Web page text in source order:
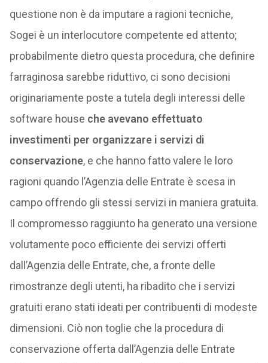
questione non è da imputare a ragioni tecniche,
Sogei è un interlocutore competente ed attento;
probabilmente dietro questa procedura, che definire
farraginosa sarebbe riduttivo, ci sono decisioni
originariamente poste a tutela degli interessi delle
software house che avevano effettuato
investimenti per organizzare i servizi di
conservazione, e che hanno fatto valere le loro
ragioni quando l’Agenzia delle Entrate è scesa in
campo offrendo gli stessi servizi in maniera gratuita.
Il compromesso raggiunto ha generato una versione
volutamente poco efficiente dei servizi offerti
dall’Agenzia delle Entrate, che, a fronte delle
rimostranze degli utenti, ha ribadito che i servizi
gratuiti erano stati ideati per contribuenti di modeste
dimensioni. Ciò non toglie che la procedura di
conservazione offerta dall’Agenzia delle Entrate